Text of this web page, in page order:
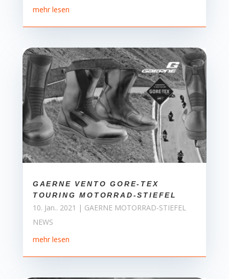
mehr lesen
GAERNE VENTO GORE-TEX
TOURING MOTORRAD-STIEFEL
10. Jan.. 2021 | GAERNE MOTORRAD-STIEFEL
NEWS
mehr lesen